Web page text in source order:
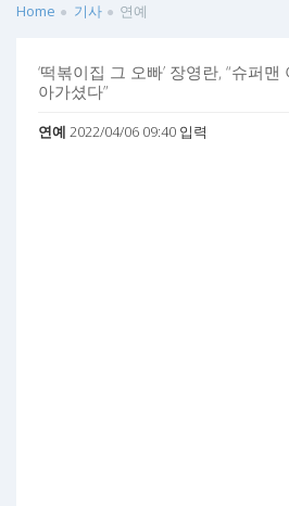
Home 기사 연예
‘떡볶이집 그 오빠’ 장영란, “슈퍼
아가셨다”
연예 2022/04/06 09:40 입력